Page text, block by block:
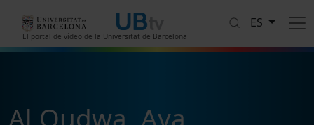
El portal de vídeo de la Universitat de Barcelona
ES
Al Qudwa, Aya